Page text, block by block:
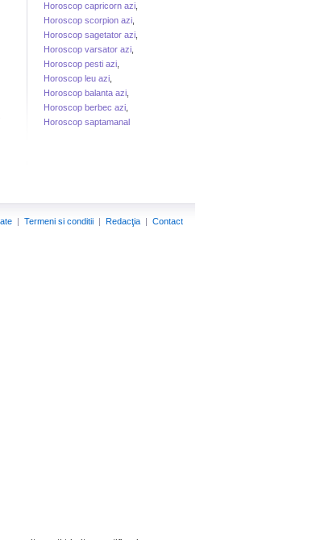
Horoscop capricorn azi
Horoscop scorpion azi
Horoscop sagetator azi
Horoscop varsator azi
Horoscop pesti azi
Horoscop leu azi
Horoscop balanta azi
Horoscop berbec azi
Horoscop saptamanal
| Termeni si conditii | Redacţia | Contact